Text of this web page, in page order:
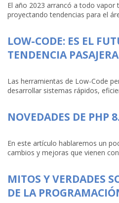
El año 2023 arrancó a todo vapor
proyectando tendencias para el
LOW-CODE: ES EL
TENDENCIA PASAJERA
Las herramientas de Low-Code
desarrollar sistemas rápidos,
NOVEDADES DE PHP
En este artículo hablaremos un
cambios y mejoras que vienen con
MITOS Y VERDADES
DE LA